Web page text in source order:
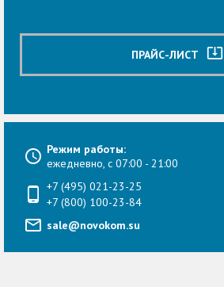
ПРАЙС-ЛИСТ system_update_alt
Режим работы:
ежедневно, с 07:00 - 21:00
+7 (495) 021-23-25
+7 (800) 100-23-84
sale@novokom.su